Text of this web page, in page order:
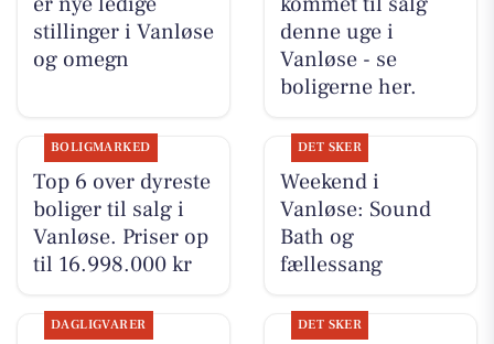
stillinger i Vanløse
og omegn
denne uge i
Vanløse - se
boligerne her.
BOLIGMARKED
Top 6 over dyreste
boliger til salg i
Vanløse. Priser op
til 16.998.000 kr
DET SKER
Weekend i
Vanløse: Sound
Bath og
fællessang
DAGLIGVARER DET SKER